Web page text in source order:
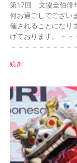
第17回 文協全伯俳
何お過ごしでござい
催されることになり
げております。 －－
－－－－－－－－－
続き